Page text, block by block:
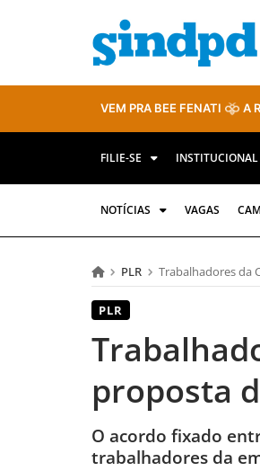
VEM PRA BEE FENATI A
FILIE-SE INSTITUCIONAL
NOTÍCIAS VAGAS
PLR Trabalhadores da
PLR
proposta
O acordo fixado
trabalhadores da